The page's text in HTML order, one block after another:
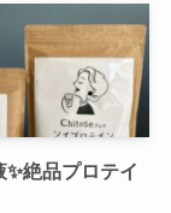
絶品プロテイ